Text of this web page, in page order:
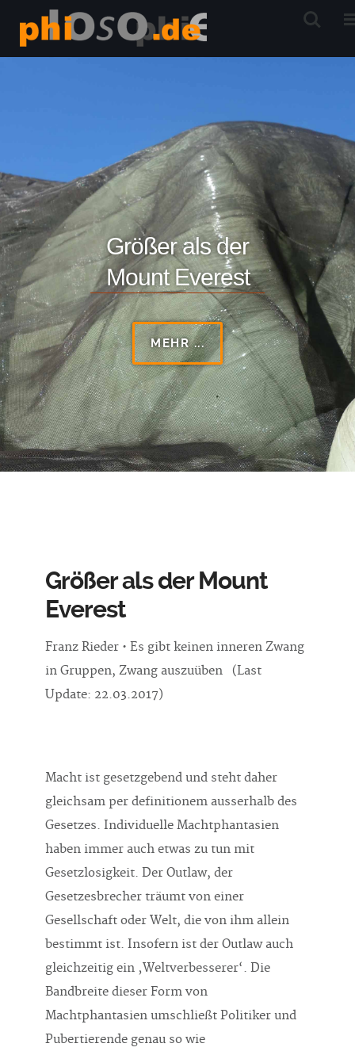
Größer als der
Mount Everest
MEHR ...
Größer als der Mount
Everest
Franz Rieder • Es gibt keinen inneren Zwang
in Gruppen, Zwang auszuüben (Last
Update: 22.03.2017)
Macht ist gesetzgebend und steht daher
gleichsam per definitionem ausserhalb des
Gesetzes. Individuelle Machtphantasien
haben immer auch etwas zu tun mit
Gesetzlosigkeit. Der Outlaw, der
Gesetzesbrecher träumt von einer
Gesellschaft oder Welt, die von ihm allein
bestimmt ist. Insofern ist der Outlaw auch
gleichzeitig ein ‚Weltverbesserer‘. Die
Bandbreite dieser Form von
Machtphantasien umschließt Politiker und
Pubertierende genau so wie